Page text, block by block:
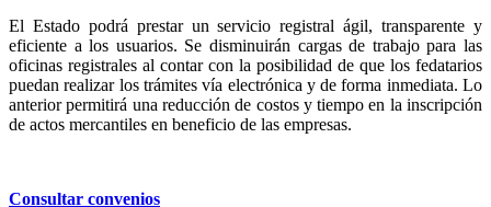
El Estado podrá prestar un servicio registral ágil, transparente y
eficiente a los usuarios. Se disminuirán cargas de trabajo para las
oficinas registrales al contar con la posibilidad de que los fedatarios
puedan realizar los trámites vía electrónica y de forma inmediata. Lo
anterior permitirá una reducción de costos y tiempo en la inscripción
de actos mercantiles en beneficio de las empresas.
Consultar convenios